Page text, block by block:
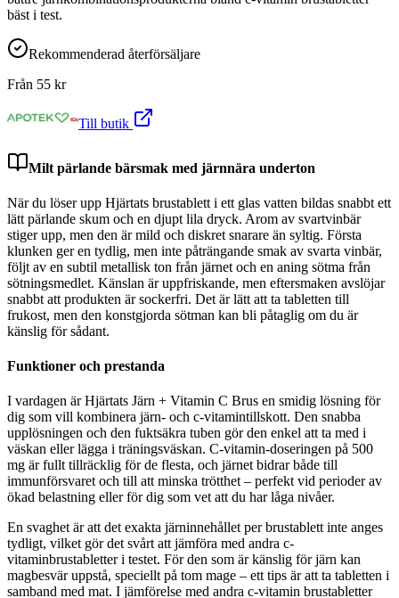
bäst i test.
Rekommenderad återförsäljare
Från 55 kr
Till butik
Milt pärlande bärsmak med järnnära underton
När du löser upp Hjärtats brustablett i ett glas vatten bildas snabbt ett
lätt pärlande skum och en djupt lila dryck. Arom av svartvinbär
stiger upp, men den är mild och diskret snarare än syltig. Första
klunken ger en tydlig, men inte påträngande smak av svarta vinbär,
följt av en subtil metallisk ton från järnet och en aning sötma från
sötningsmedlet. Känslan är uppfriskande, men eftersmaken avslöjar
snabbt att produkten är sockerfri. Det är lätt att ta tabletten till
frukost, men den konstgjorda sötman kan bli påtaglig om du är
känslig för sådant.
Funktioner och prestanda
I vardagen är Hjärtats Järn + Vitamin C Brus en smidig lösning för
dig som vill kombinera järn- och c-vitamintillskott. Den snabba
upplösningen och den fuktsäkra tuben gör den enkel att ta med i
väskan eller lägga i träningsväskan. C-vitamin-doseringen på 500
mg är fullt tillräcklig för de flesta, och järnet bidrar både till
immunförsvaret och till att minska trötthet – perfekt vid perioder av
ökad belastning eller för dig som vet att du har låga nivåer.
En svaghet är att det exakta järninnehållet per brustablett inte anges
tydligt, vilket gör det svårt att jämföra med andra c-
vitaminbrustabletter i testet. För den som är känslig för järn kan
magbesvär uppstå, speciellt på tom mage – ett tips är att ta tabletten i
samband med mat. I jämförelse med andra c-vitamin brustabletter